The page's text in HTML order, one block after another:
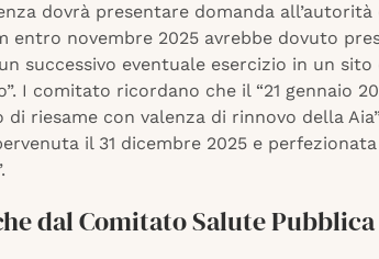
dovrà presentare domanda
entro novembre 2025 avrebbe dovuto
successivo eventuale esercizio in un sito
I comitato ricordano che il “21 gennaio
riesame con valenza di rinnovo della
il 31 dicembre 2025 e perfezionata
dal Comitato Salute Pubblica